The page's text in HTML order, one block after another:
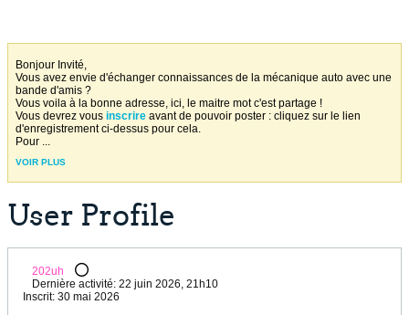
Bonjour Invité,
Vous avez envie d'échanger connaissances de la mécanique auto avec une
bande d'amis ?
Vous voila à la bonne adresse, ici, le maitre mot c'est partage !
Vous devrez vous inscrire avant de pouvoir poster : cliquez sur le lien
d'enregistrement ci-dessus pour cela.
Pour ...
VOIR PLUS
User Profile
202uh
Dernière activité: 22 juin 2026, 21h10
Inscrit: 30 mai 2026